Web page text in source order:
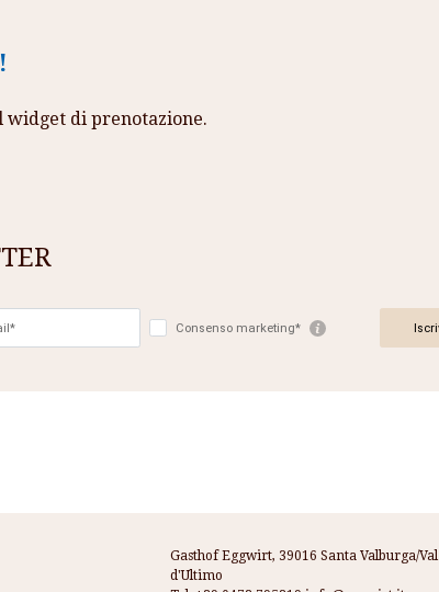
di prenotazione.
Gasthof Eggwirt, 39016 Santa Valburga/Val
d'Ultimo